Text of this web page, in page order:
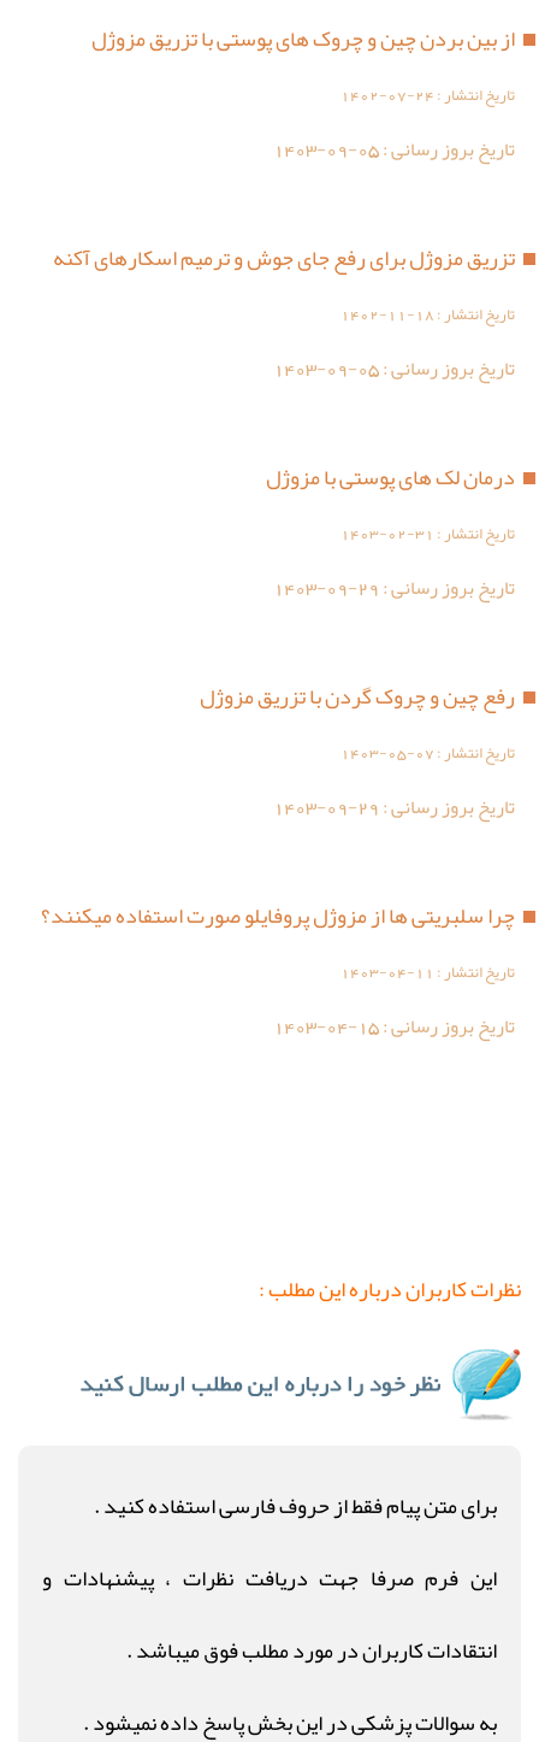
از بین بردن چین و چروک های پوستی با تزریق مزوژل
تاریخ انتشار :1402-07-24
تاریخ بروز رسانی :1403-09-05
تزریق مزوژل برای رفع جای جوش و ترمیم اسکارهای آکنه
تاریخ انتشار :1402-11-18
تاریخ بروز رسانی :1403-09-05
درمان لک های پوستی با مزوژل
تاریخ انتشار : 1403-02-31
تاریخ بروز رسانی :1403-09-29
رفع چین و چروک گردن با تزریق مزوژل
تاریخ انتشار :1403-05-07
تاریخ بروز رسانی :1403-09-29
چرا سلبریتی ها از مزوژل پروفایلو صورت استفاده میکنند؟
تاریخ انتشار : 1403-04-11
تاریخ بروز رسانی :1403-04-15
نظرات کاربران درباره این مطلب :
برای متن پیام فقط از حروف فارسی استفاده کنید .
این فرم صرفا جهت دریافت نظرات ، پیشنهادات و
انتقادات کاربران در مورد مطلب فوق میباشد .
به سوالات پزشکی در این بخش پاسخ داده نمیشود .